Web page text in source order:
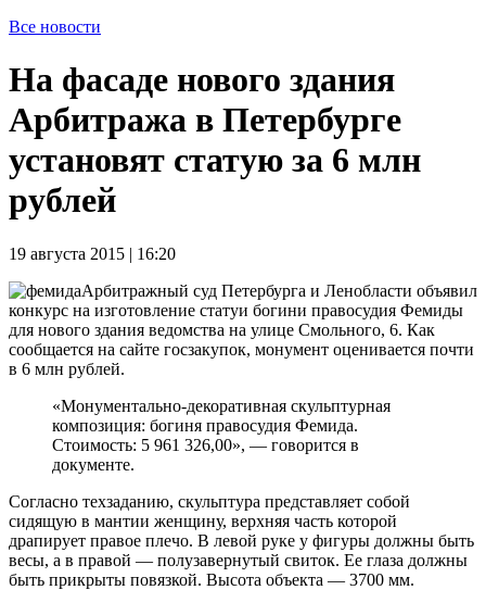
Все новости
На фасаде нового здания
Арбитража в Петербурге
установят статую за 6 млн
рублей
19 августа 2015 | 16:20
Арбитражный суд Петербурга и Ленобласти объявил
конкурс на изготовление статуи богини правосудия Фемиды
для нового здания ведомства на улице Смольного, 6. Как
сообщается на сайте госзакупок, монумент оценивается почти
в 6 млн рублей.
«Монументально-декоративная скульптурная
композиция: богиня правосудия Фемида.
Стоимость: 5 961 326,00», — говорится в
документе.
Согласно техзаданию, скульптура представляет собой
сидящую в мантии женщину, верхняя часть которой
драпирует правое плечо. В левой руке у фигуры должны быть
весы, а в правой — полузавернутый свиток. Ее глаза должны
быть прикрыты повязкой. Высота объекта — 3700 мм.